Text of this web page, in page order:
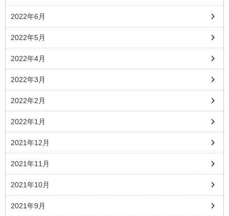
2022年6月
2022年5月
2022年4月
2022年3月
2022年2月
2022年1月
2021年12月
2021年11月
2021年10月
2021年9月